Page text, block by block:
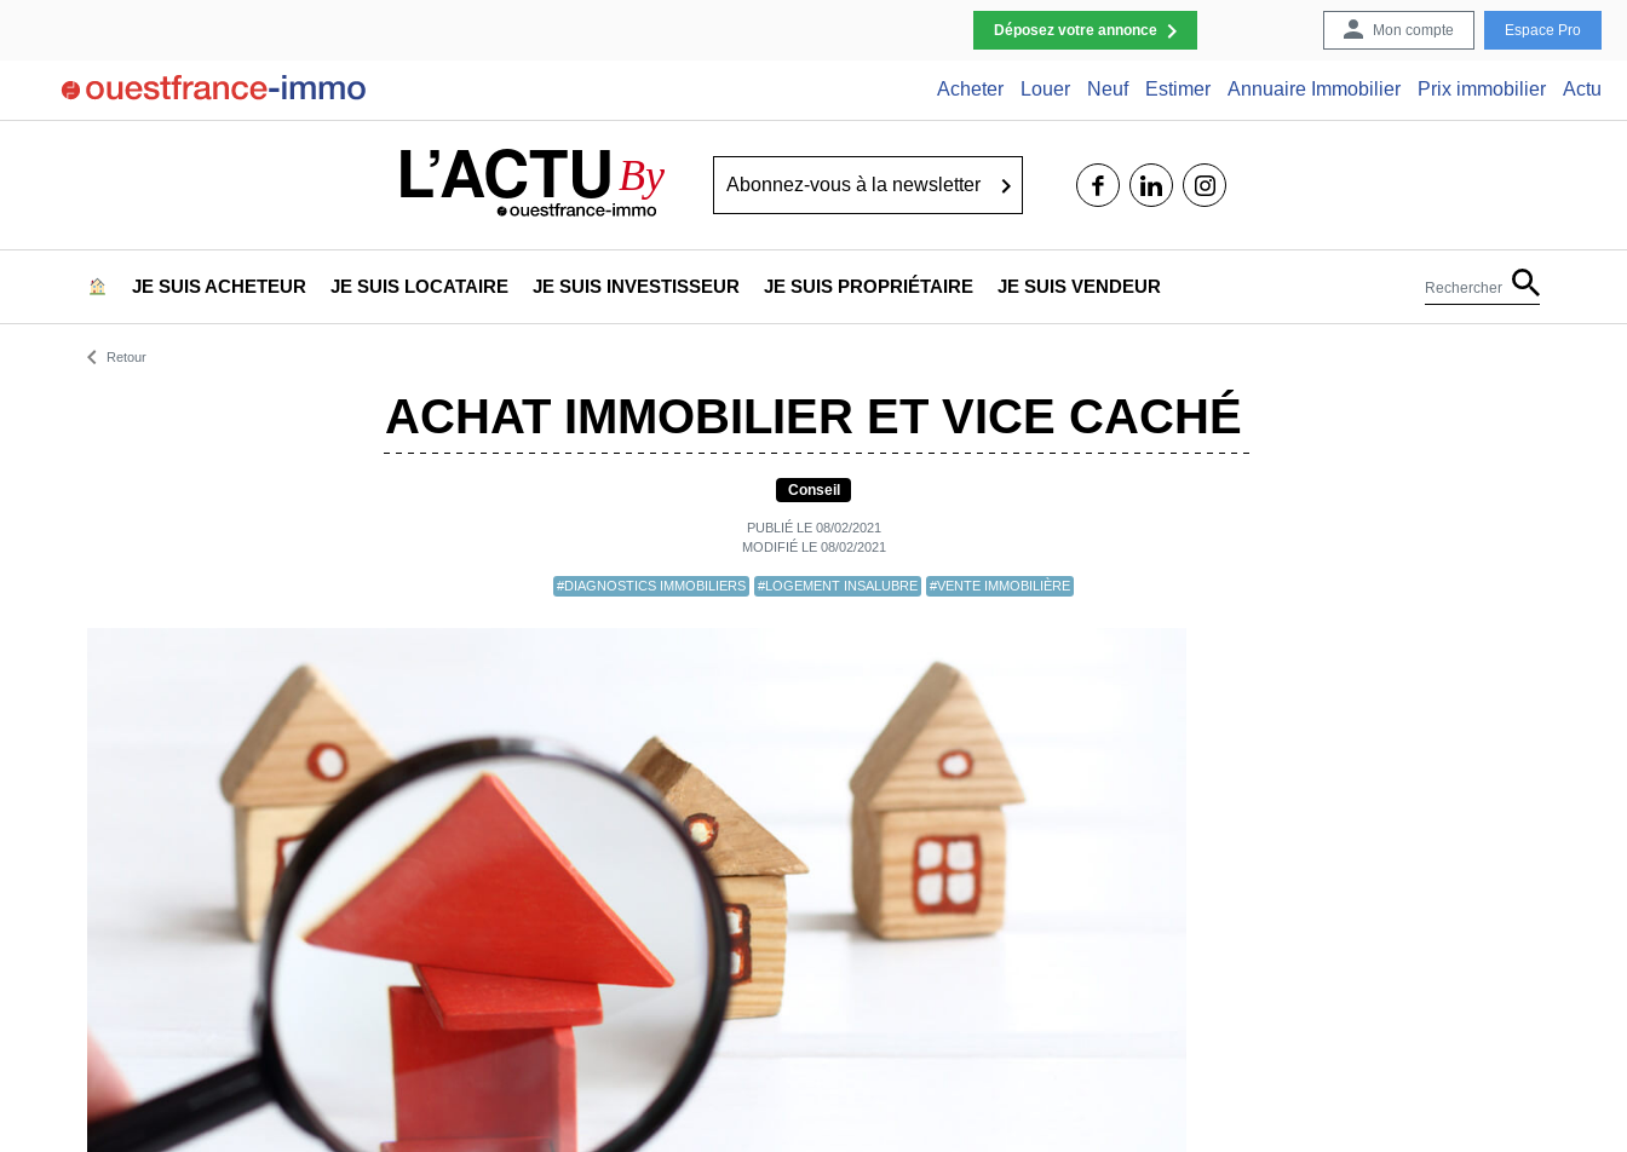
Déposez votre annonce Mon compte Espace Pro
Acheter Louer Neuf Estimer Annuaire Immobilier Prix immobilier Actu
L’ACTU By facebooklinkedin
JE SUIS ACHETEUR JE SUIS LOCATAIRE JE SUIS INVESTISSEUR JE SUIS PROPRIÉTAIRE JE SUIS VENDEUR Rechercher
Retour
ACHAT IMMOBILIER ET VICE CACHÉ
Conseil
PUBLIÉ LE 08/02/2021
MODIFIÉ LE 08/02/2021
#DIAGNOSTICS IMMOBILIERS #LOGEMENT INSALUBRE #VENTE IMMOBILIÈRE